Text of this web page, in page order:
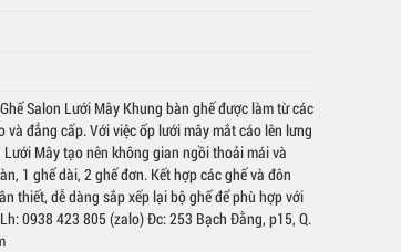
Salon Lưới Mây Khung bàn ghế được làm từ các
đẳng cấp. Với việc ốp lưới mây mắt cáo lên lưng
Mây tạo nên không gian ngồi thoải mái và
1 ghế dài, 2 ghế đơn. Kết hợp các ghế và đôn
thiết, dễ dàng sắp xếp lại bộ ghế để phù hợp với
0938 423 805 (zalo) Đc: 253 Bạch Đằng, p15, Q.